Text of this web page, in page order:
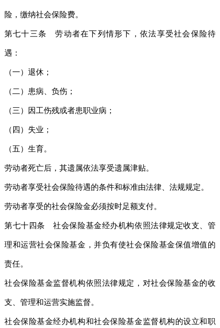
险，缴纳社会保险费。
第七十三条 劳动者在下列情形下，依法享受社会保险待
遇：
（一）退休；
（二）患病、负伤；
（三）因工伤残或者患职业病；
（四）失业；
（五）生育。
劳动者死亡后，其遗属依法享受遗属津贴。
劳动者享受社会保险待遇的条件和标准由法律、法规规定。
劳动者享受的社会保险金必须按时足额支付。
第七十四条 社会保险基金经办机构依照法律规定收支、管
理和运营社会保险基金，并负有使社会保险基金保值增值的
责任。
社会保险基金监督机构依照法律规定，对社会保险基金的收
支、管理和运营实施监督。
社会保险基金经办机构和社会保险基金监督机构的设立和职